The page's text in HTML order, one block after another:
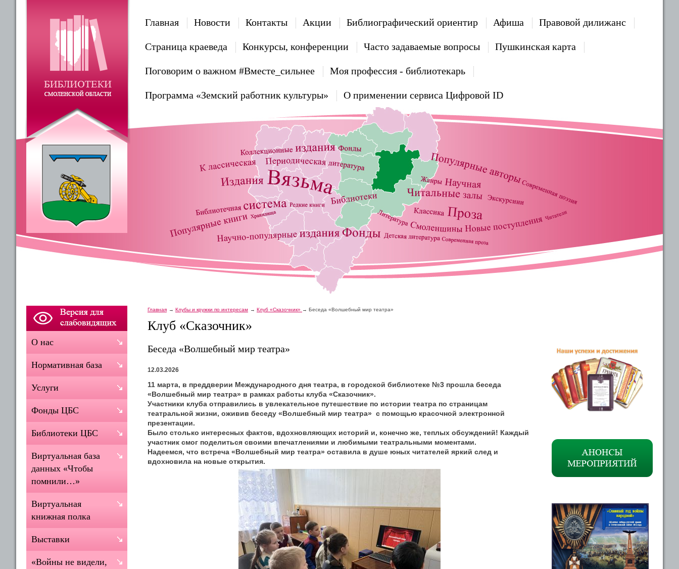
Главная Новости Контакты Акции Библиографический ориентир Афиша Правовой дилижанс
Страница краеведа Конкурсы, конференции Часто задаваемые вопросы Пушкинская карта
Поговорим о важном #Вместе_сильнее Моя профессия - библиотекарь
Программа «Земский работник культуры» О применении сервиса Цифровой ID
Главная Клубы и кружки по интересам Клуб «Сказочник» Беседа «Волшебный мир театра»
Клуб «Сказочник»
Беседа «Волшебный мир театра»
12.03.2026
11 марта, в преддверии Международного дня театра, в городской библиотеке №3 прошла беседа
«Волшебный мир театра» в рамках работы клуба «Сказочник».
Участники клуба отправились в увлекательное путешествие по истории театра по страницам
театральной жизни, оживив беседу «Волшебный мир театра» с помощью красочной электронной
презентации.
Было столько интересных фактов, вдохновляющих историй и, конечно же, теплых обсуждений! Каждый
участник смог поделиться своими впечатлениями и любимыми театральными моментами.
Надеемся, что встреча «Волшебный мир театра» оставила в душе юных читателей яркий след и
вдохновила на новые открытия.
О нас
Нормативная база
Услуги
Фонды ЦБС
Библиотеки ЦБС
Виртуальная база
данных «Чтобы
помнили…»
Виртуальная
книжная полка
Выставки
«Войны не видели,